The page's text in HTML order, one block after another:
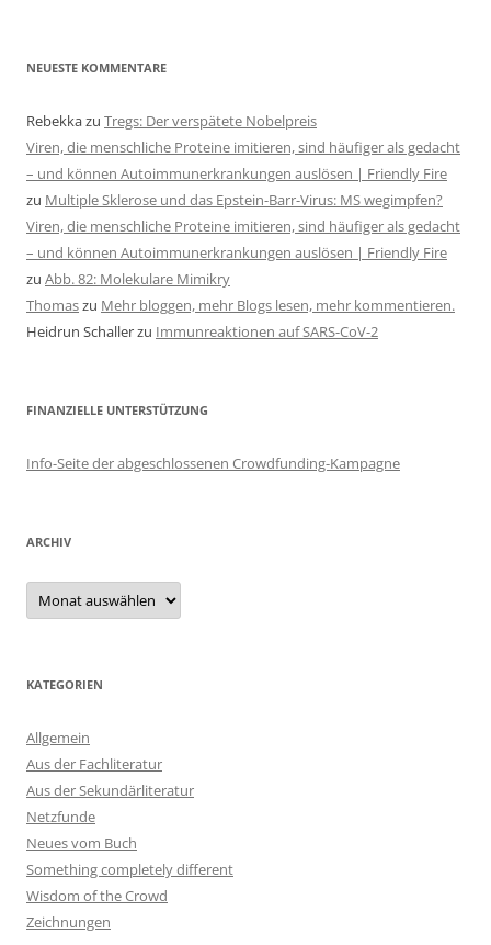
NEUESTE KOMMENTARE
Rebekkazu Tregs: Der verspätete Nobelpreis
Viren, die menschliche Proteine imitieren, sind häufiger als gedacht
– und können Autoimmunerkrankungen auslösen | Friendly Fire
zu Multiple Sklerose und das Epstein-Barr-Virus: MS wegimpfen?
Viren, die menschliche Proteine imitieren, sind häufiger als gedacht
– und können Autoimmunerkrankungen auslösen | Friendly Fire
zu Abb. 82: Molekulare Mimikry
Thomaszu Mehr bloggen, mehr Blogs lesen, mehr kommentieren.
Heidrun Schallerzu Immunreaktionen auf SARS-CoV-2
FINANZIELLE UNTERSTÜTZUNG
Info-Seite der abgeschlossenen Crowdfunding-Kampagne
ARCHIV
Archiv
KATEGORIEN
Allgemein
Aus der Fachliteratur
Aus der Sekundärliteratur
Netzfunde
Neues vom Buch
Something completely different
Wisdom of the Crowd
Zeichnungen